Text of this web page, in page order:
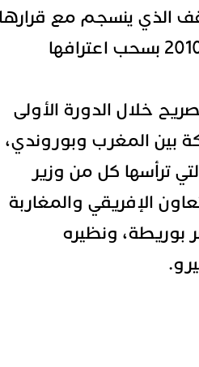
الذي ينسجم مع قرارها
السيادي الصادر سنة 2010 بسحب اعترافها
خلال الدورة الأولى
بين المغرب وبوروندي،
ترأسها كل من وزير
الإفريقي والمغاربة
بوريطة، ونظيره